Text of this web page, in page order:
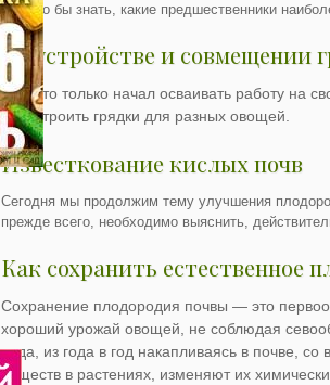
хорошо бы знать, какие предшественники
Об устройстве и совмещении
Tех, кто только начал осваивать работу на
как устроить грядки для разных овощей.
Известкование кислых почв
Сегодня мы продолжим тему улучшения плод
прежде всего, необходимо выяснить,
Как сохранить естественное
Сохранение плодородия почвы — это
хороший урожай овощей, не соблюдая
вида, из года в год накапливаясь в почве,
веществ в растениях, изменяют их